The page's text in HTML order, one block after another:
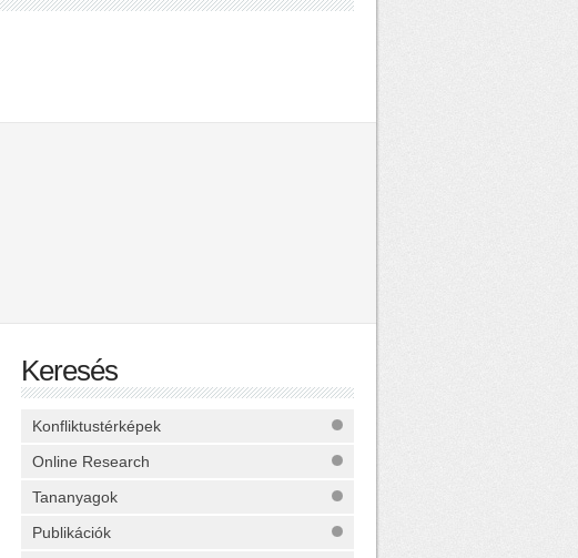
Keresés
Konfliktustérképek
Online Research
Tananyagok
Publikációk